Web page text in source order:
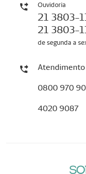
Ouvidoria
21 3803-
21 3803-
de segunda a
0800 970
4020 9087